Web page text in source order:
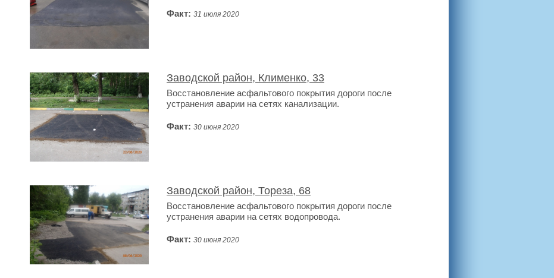
Факт: 31 июля 2020
Заводской район, Клименко, 33
Восстановление асфальтового покрытия дороги после
устранения аварии на сетях канализации.
Факт: 30 июня 2020
Заводской район, Тореза, 68
Восстановление асфальтового покрытия дороги после
устранения аварии на сетях водопровода.
Факт: 30 июня 2020